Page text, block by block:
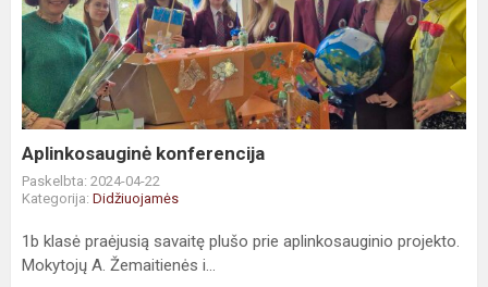
Aplinkosauginė konferencija
Paskelbta: 2024-04-22
Kategorija: Didžiuojamės
1b klasė praėjusią savaitę plušo prie aplinkosauginio projekto.
Mokytojų A. Žemaitienės i...